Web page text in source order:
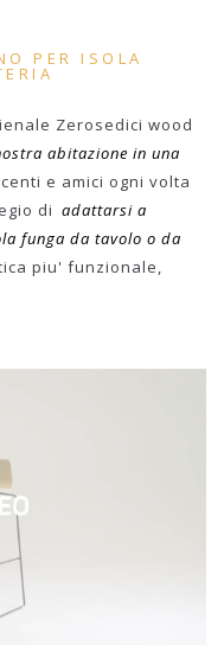
PER ISOLA
Zerosedici wood
abitazione in una
e amici ogni volta
di adattarsi a
funga da tavolo o da
piu' funzionale,